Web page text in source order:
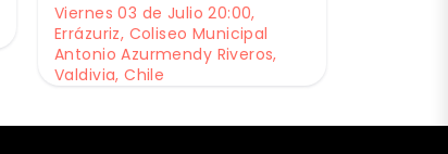
Viernes 03 de Julio 20:00,
Errázuriz, Coliseo Municipal
Antonio Azurmendy Riveros,
Valdivia, Chile